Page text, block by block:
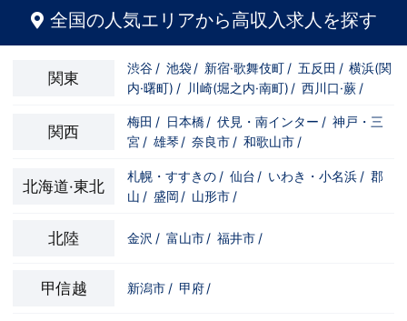
全国の人気エリアから高収入求人を探す
関東
渋谷 / 池袋 / 新宿·歌舞伎町 / 五反田 / 横浜(関
内·曙町) / 川崎(堀之内·南町) / 西川口·蕨 /
関西
梅田 / 日本橋 / 伏見・南インター / 神戸・三
宮 / 雄琴 / 奈良市 / 和歌山市 /
北海道·東北
札幌・すすきの / 仙台 / いわき・小名浜 / 郡
山 / 盛岡 / 山形市 /
北陸 金沢 / 富山市 / 福井市 /
甲信越 新潟市 / 甲府 /